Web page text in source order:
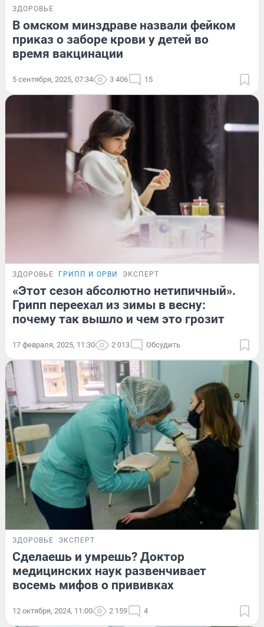
ЗДОРОВЬЕ
В омском минздраве назвали фейком
приказ о заборе крови у детей во
время вакцинации
5 сентября, 2025, 07:34 3 406 15
ЗДОРОВЬЕ ГРИПП И ОРВИ ЭКСПЕРТ
«Этот сезон абсолютно нетипичный».
Грипп переехал из зимы в весну:
почему так вышло и чем это грозит
17 февраля, 2025, 11:30 2 013 Обсудить
ЗДОРОВЬЕ ЭКСПЕРТ
Сделаешь и умрешь? Доктор
медицинских наук развенчивает
восемь мифов о прививках
12 октября, 2024, 11:00 2 159 4